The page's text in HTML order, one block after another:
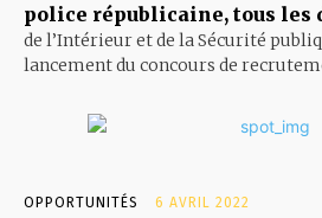
police républicaine, tous les
de l’Intérieur et de la Sécurité
lancement du concours de
OPPORTUNITÉS 6 AVRIL 2022